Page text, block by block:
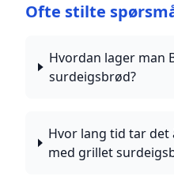
Ofte stilte
Hvordan lager man
surdeigsbrød?
Hvor lang tid tar det
med grillet